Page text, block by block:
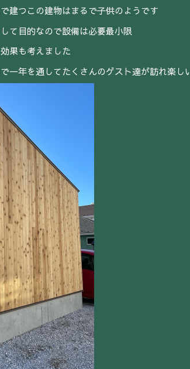
建つこの建物はまるで子供のようです
て目的なので設備は必要最小限
果も考えました
一年を通してたくさんのゲスト達が訪れ楽し